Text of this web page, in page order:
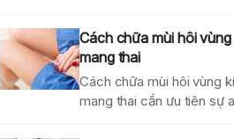
Cách chữa mùi hôi vùng
mang thai
Cách chữa mùi hôi vùng
mang thai cần ưu tiên sự